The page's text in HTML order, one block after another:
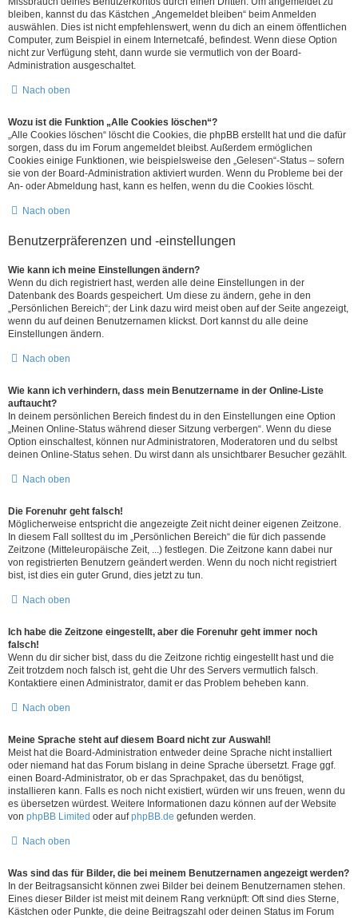
bleiben, kannst du das Kästchen „Angemeldet bleiben“ beim Anmelden
auswählen. Dies ist nicht empfehlenswert, wenn du dich an einem öffentlichen
Computer, zum Beispiel in einem Internetcafé, befindest. Wenn diese Option
nicht zur Verfügung steht, dann wurde sie vermutlich von der Board-
Administration ausgeschaltet.
Nach oben
Wozu ist die Funktion „Alle Cookies löschen“?
„Alle Cookies löschen“ löscht die Cookies, die phpBB erstellt hat und die dafür
sorgen, dass du im Forum angemeldet bleibst. Außerdem ermöglichen
Cookies einige Funktionen, wie beispielsweise den „Gelesen“-Status – sofern
sie von der Board-Administration aktiviert wurden. Wenn du Probleme bei der
An- oder Abmeldung hast, kann es helfen, wenn du die Cookies löscht.
Nach oben
Benutzerpräferenzen und -einstellungen
Wie kann ich meine Einstellungen ändern?
Wenn du dich registriert hast, werden alle deine Einstellungen in der
Datenbank des Boards gespeichert. Um diese zu ändern, gehe in den
„Persönlichen Bereich“; der Link dazu wird meist oben auf der Seite angezeigt,
wenn du auf deinen Benutzernamen klickst. Dort kannst du alle deine
Einstellungen ändern.
Nach oben
Wie kann ich verhindern, dass mein Benutzername in der Online-Liste
auftaucht?
In deinem persönlichen Bereich findest du in den Einstellungen eine Option
„Meinen Online-Status während dieser Sitzung verbergen“. Wenn du diese
Option einschaltest, können nur Administratoren, Moderatoren und du selbst
deinen Online-Status sehen. Du wirst dann als unsichtbarer Besucher gezählt.
Nach oben
Die Forenuhr geht falsch!
Möglicherweise entspricht die angezeigte Zeit nicht deiner eigenen Zeitzone.
In diesem Fall solltest du im „Persönlichen Bereich“ die für dich passende
Zeitzone (Mitteleuropäische Zeit, ...) festlegen. Die Zeitzone kann dabei nur
von registrierten Benutzern geändert werden. Wenn du noch nicht registriert
bist, ist dies ein guter Grund, dies jetzt zu tun.
Nach oben
Ich habe die Zeitzone eingestellt, aber die Forenuhr geht immer noch
falsch!
Wenn du dir sicher bist, dass du die Zeitzone richtig eingestellt hast und die
Zeit trotzdem noch falsch ist, geht die Uhr des Servers vermutlich falsch.
Kontaktiere einen Administrator, damit er das Problem beheben kann.
Nach oben
Meine Sprache steht auf diesem Board nicht zur Auswahl!
Meist hat die Board-Administration entweder deine Sprache nicht installiert
oder niemand hat das Forum bislang in deine Sprache übersetzt. Frage ggf.
einen Board-Administrator, ob er das Sprachpaket, das du benötigst,
installieren kann. Falls es noch nicht existiert, würden wir uns freuen, wenn du
es übersetzen würdest. Weitere Informationen dazu können auf der Website
von phpBB Limited oder aufphpBB.de gefunden werden.
Nach oben
Was sind das für Bilder, die bei meinem Benutzernamen angezeigt werden?
In der Beitragsansicht können zwei Bilder bei deinem Benutzernamen stehen.
Eines dieser Bilder ist meist mit deinem Rang verknüpft: Oft sind dies Sterne,
Kästchen oder Punkte, die deine Beitragszahl oder deinen Status im Forum